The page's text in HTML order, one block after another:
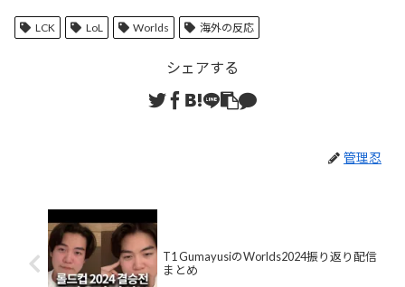
LCK LoL Worlds 海外の反応
シェアする
管理忍
T1 GumayusiのWorlds2024振り返り配信
まとめ